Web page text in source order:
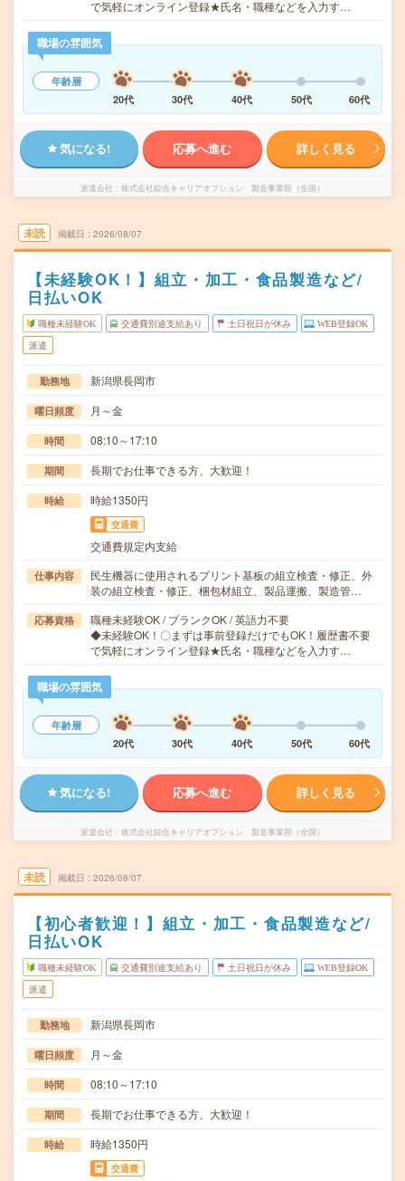
で気軽にオンライン登録★氏名・職種などを入力す…
職場の雰囲気
年齢層
20代
30代 40代 50代 60代
気になる! 応募へ進む 詳しく見る
派遣会社 株式会社綜合キャリアオプション 製造事業部（全国）
未読 掲載日 2026/08/07
【未経験OK！】組立・加工・食品製造など/
日払いOK
職種未経験OK 交通費別途支給あり 土日祝日が休み WEB登録OK
派遣
勤務地 新潟県長岡市
曜日頻度 月～金
時間 08:10～17:10
期間 長期でお仕事できる方、大歓迎！
時給 時給1350円
交通費
交通費規定内支給
仕事内容
民生機器に使用されるプリント基板の組立検査・修正、外
装の組立検査・修正、梱包材組立、製品運搬、製造管…
応募資格
職種未経験OK / ブランクOK / 英語力不要
◆未経験OK！〇まずは事前登録だけでもOK！履歴書不要
で気軽にオンライン登録★氏名・職種などを入力す…
職場の雰囲気
年齢層
20代
30代 40代 50代 60代
気になる! 応募へ進む 詳しく見る
派遣会社 株式会社綜合キャリアオプション 製造事業部（全国）
未読 掲載日 2026/08/07
【初心者歓迎！】組立・加工・食品製造など/
日払いOK
職種未経験OK 交通費別途支給あり 土日祝日が休み WEB登録OK
派遣
勤務地 新潟県長岡市
曜日頻度 月～金
時間 08:10～17:10
期間 長期でお仕事できる方、大歓迎！
時給 時給1350円
交通費